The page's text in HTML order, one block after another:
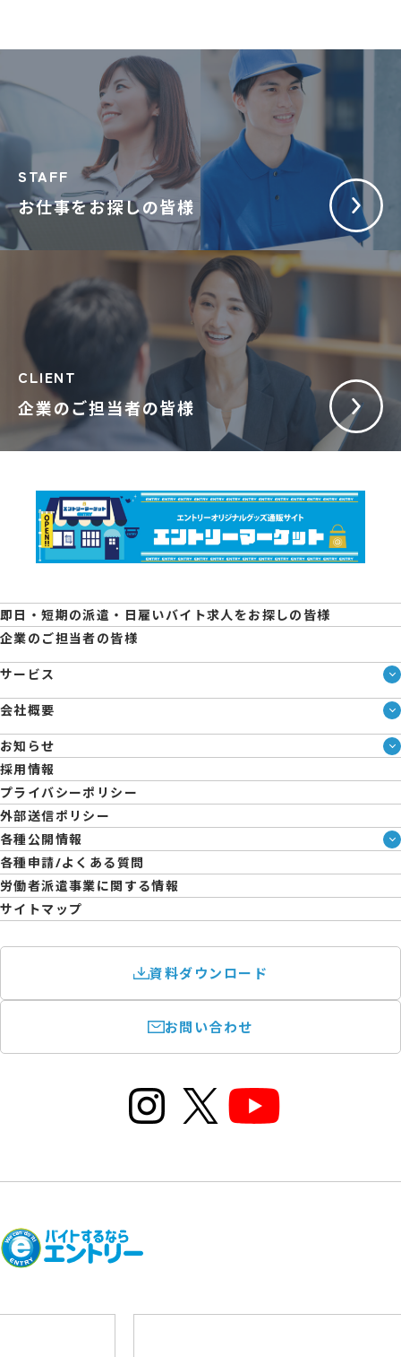
お仕事をお探しの皆様
STAFF
企業のご担当者の皆様
CLIENT
即日・短期の派遣・日雇いバイト求人をお探しの皆様
企業のご担当者の皆様
サービス
サービス一覧
即日・単発のバイト探しは「スマジョブ」
エントリーマーケット
会社概要
会社概要
メディア情報
人材派遣について
コーポレートガバナンス
拠点一覧
日雇派遣の原則禁止について
エントリーのサポートについて
お知らせ
ブログ
企業様向けお役立ちブログ
採用情報
プライバシーポリシー
外部送信ポリシー
各種公開情報
ハラスメント防止・対策方針
育児休業取得率および職場復帰率報告書
各種申請/よくある質問
労働者派遣事業に関する情報
サイトマップ
資料ダウンロード
お問い合わせ